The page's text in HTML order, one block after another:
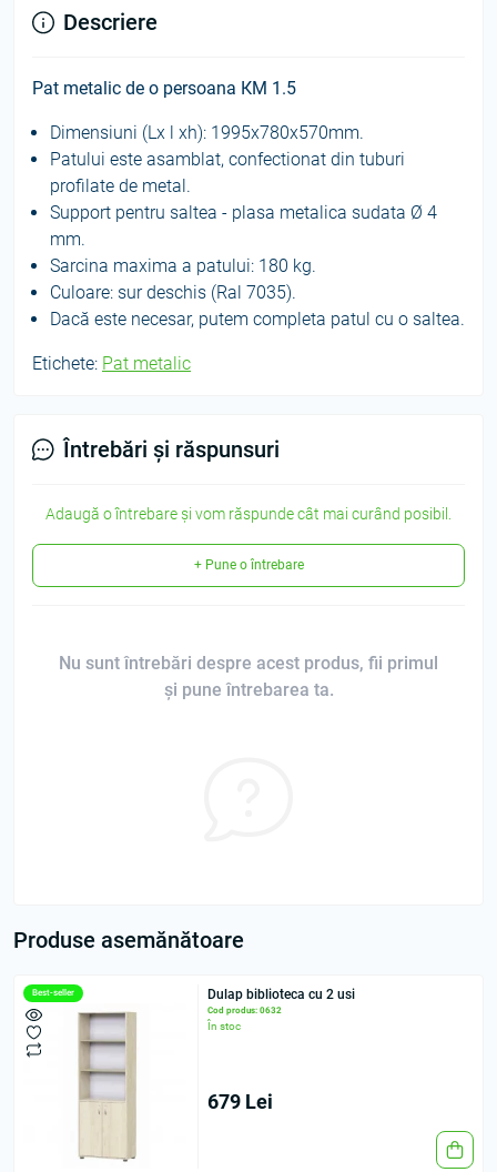
Descriere
Pat metalic de o persoana КM 1.5
Dimensiuni (Lx l xh): 1995х780х570mm.
Patului este asamblat, confectionat din tuburi
profilate de metal.
Support pentru saltea - plasa metalica sudata Ø 4
mm.
Sarcina maxima a patului: 180 kg.
Culoare: sur deschis (Ral 7035).
Dacă este necesar, putem completa patul cu o saltea.
Etichete: Pat metalic
Întrebări și răspunsuri
Adaugă o întrebare și vom răspunde cât mai curând posibil.
+ Pune o întrebare
Nu sunt întrebări despre acest produs, fii primul
și pune întrebarea ta.
Produse asemănătoare
Best-seller Dulap biblioteca cu 2 usi
Cod produs: 0632
În stoc
679 Lei